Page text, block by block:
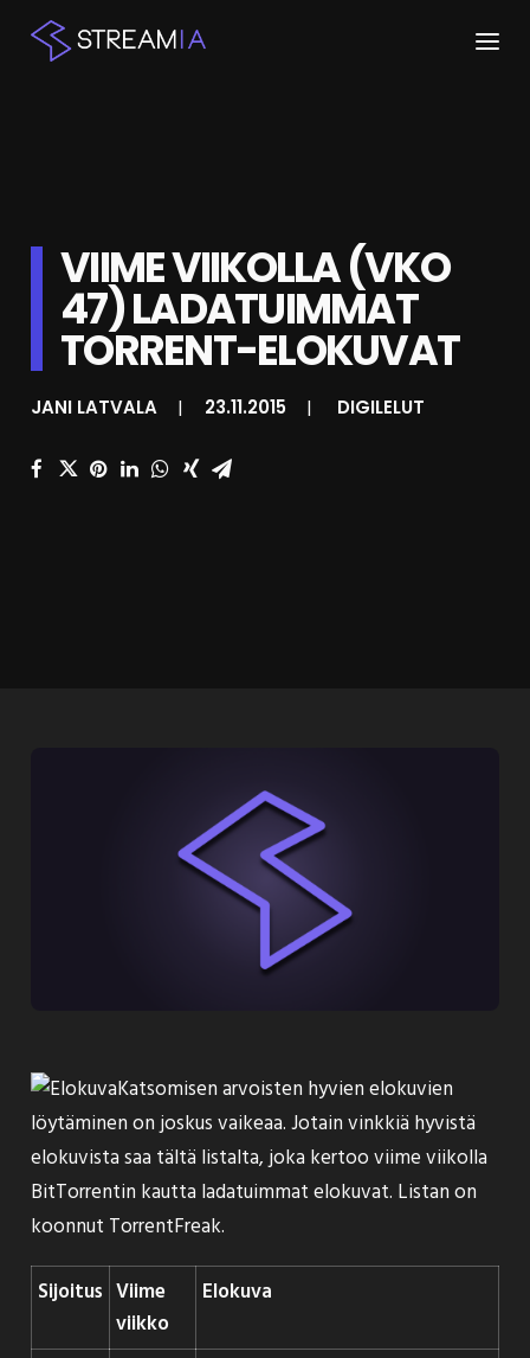
KESKUSTELU
SHOP
VIIME VIIKOLLA (VKO
47) LADATUIMMAT
TORRENT-ELOKUVAT
JANI LATVALA | 23.11.2015 | DIGILELUT
Katsomisen arvoisten hyvien elokuvien
löytäminen on joskus vaikeaa. Jotain vinkkiä hyvistä
elokuvista saa tältä listalta, joka kertoo viime viikolla
BitTorrentin kautta ladatuimmat elokuvat. Listan on
koonnut TorrentFreak.
Sijoitus Viime
viikko
Elokuva